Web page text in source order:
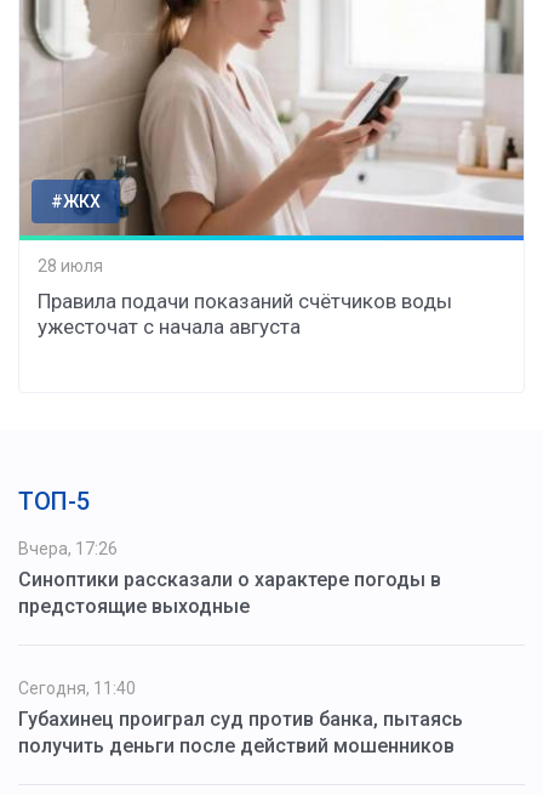
#ЖКХ
28 июля
Правила подачи показаний счётчиков воды
ужесточат с начала августа
ТОП-5
Вчера, 17:26
Синоптики рассказали о характере погоды в
предстоящие выходные
Сегодня, 11:40
Губахинец проиграл суд против банка, пытаясь
получить деньги после действий мошенников